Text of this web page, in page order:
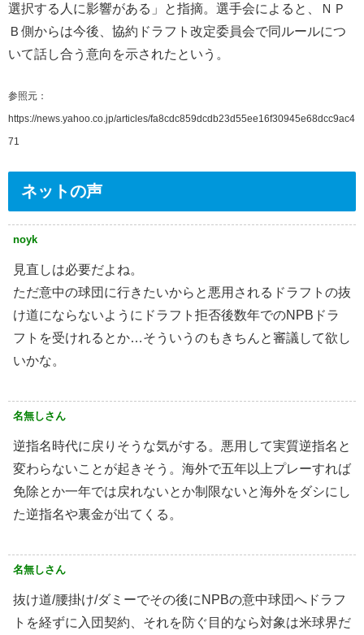
選択する人に影響がある」と指摘。選手会によると、ＮＰ
Ｂ側からは今後、協約ドラフト改定委員会で同ルールにつ
いて話し合う意向を示されたという。
参照元：
https://news.yahoo.co.jp/articles/fa8cdc859dcdb23d55ee16f30945e68dcc9ac4
71
ネットの声
noyk
見直しは必要だよね。
ただ意中の球団に行きたいからと悪用されるドラフトの抜
け道にならないようにドラフト拒否後数年でのNPBドラ
フトを受けれるとか…そういうのもきちんと審議して欲し
いかな。
名無しさん
逆指名時代に戻りそうな気がする。悪用して実質逆指名と
変わらないことが起きそう。海外で五年以上プレーすれば
免除とか一年では戻れないとか制限ないと海外をダシにし
た逆指名や裏金が出てくる。
名無しさん
抜け道/腰掛け/ダミーでその後にNPBの意中球団へドラフ
トを経ずに入団契約、それを防ぐ目的なら対象は米球界だ